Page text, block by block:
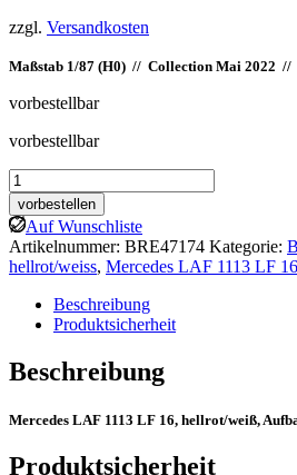
zzgl. Versandkosten
Maßstab 1/87 (H0) // Collection Mai 2022 //
vorbestellbar
vorbestellbar
Brekina:
MB
LAF
1113
LF
16,
hellrot/weiß,
Rollläden
Menge
vorbestellen
Auf Wunschliste
Artikelnummer: BRE47174 Kategorie:
hellrot/weiss, Mercedes LAF 1113 LF 16
Beschreibung
Produktsicherheit
Beschreibung
Mercedes LAF 1113 LF 16, hellrot/weiß,
Produktsicherheit